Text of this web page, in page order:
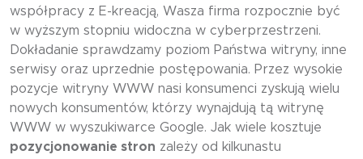
współpracy z E-kreacją, Wasza firma rozpocznie być
w wyższym stopniu widoczna w cyberprzestrzeni.
Dokładanie sprawdzamy poziom Państwa witryny, inne
serwisy oraz uprzednie postępowania. Przez wysokie
pozycje witryny WWW nasi konsumenci zyskują wielu
nowych konsumentów, którzy wynajdują tą witrynę
WWW w wyszukiwarce Google. Jak wiele kosztuje
pozycjonowanie stron zależy od kilkunastu